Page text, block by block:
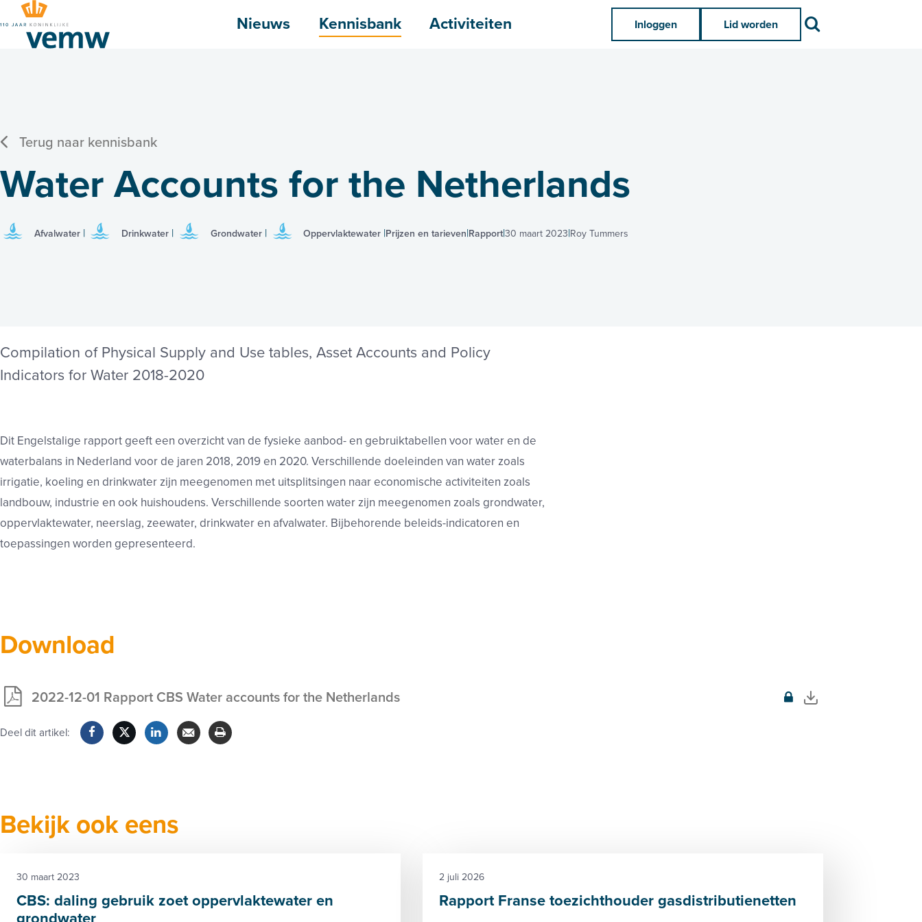
Nieuws Kennisbank Activiteiten Inloggen Lid worden
Terug naar kennisbank
Water Accounts for the Netherlands
Afvalwater Drinkwater Grondwater Oppervlaktewater Prijzen en tarieven Rapport30 maart 2023 Roy Tummers
Compilation of Physical Supply and Use tables, Asset Accounts and Policy
Indicators for Water 2018-2020
Dit Engelstalige rapport geeft een overzicht van de fysieke aanbod- en gebruiktabellen voor water en de
waterbalans in Nederland voor de jaren 2018, 2019 en 2020. Verschillende doeleinden van water zoals
irrigatie, koeling en drinkwater zijn meegenomen met uitsplitsingen naar economische activiteiten zoals
landbouw, industrie en ook huishoudens. Verschillende soorten water zijn meegenomen zoals grondwater,
oppervlaktewater, neerslag, zeewater, drinkwater en afvalwater. Bijbehorende beleids-indicatoren en
toepassingen worden gepresenteerd.
Download
2022-12-01 Rapport CBS Water accounts for the Netherlands
Exclusief
voor
Deel dit artikel:
Bekijk ook eens
CBS: daling gebruik zoet oppervlaktewater en
30 maart 2023
Rapport Franse toezichthouder gasdistributienetten
2 juli 2026